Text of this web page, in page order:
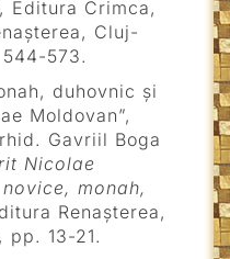
, Editura Crimca,
Cluj-
573.
duhovnic și
Moldovan”,
Gavriil Boga
Nicolae
monah,
Renașterea,
13-21.